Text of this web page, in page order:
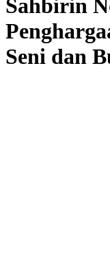
Sahbirin
Seni dan